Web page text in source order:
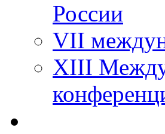
России
VII
XIII